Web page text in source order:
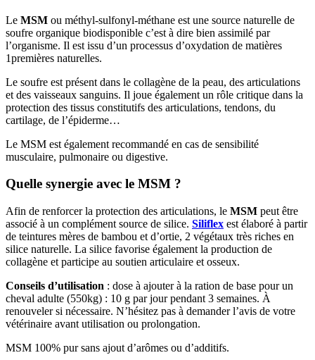
Le MSM ou méthyl-sulfonyl-méthane est une source naturelle de
soufre organique biodisponible c’est à dire bien assimilé par
l’organisme. Il est issu d’un processus d’oxydation de matières
1premières naturelles.
Le soufre est présent dans le collagène de la peau, des articulations
et des vaisseaux sanguins. Il joue également un rôle critique dans la
protection des tissus constitutifs des articulations, tendons, du
cartilage, de l’épiderme…
Le MSM est également recommandé en cas de sensibilité
musculaire, pulmonaire ou digestive.
Quelle synergie avec le MSM ?
Afin de renforcer la protection des articulations, le MSM peut être
associé à un complément source de silice. Siliflex est élaboré à partir
de teintures mères de bambou et d’ortie, 2 végétaux très riches en
silice naturelle. La silice favorise également la production de
collagène et participe au soutien articulaire et osseux.
Conseils d’utilisation : dose à ajouter à la ration de base pour un
cheval adulte (550kg) : 10 g par jour pendant 3 semaines. À
renouveler si nécessaire. N’hésitez pas à demander l’avis de votre
vétérinaire avant utilisation ou prolongation.
MSM 100% pur sans ajout d’arômes ou d’additifs.